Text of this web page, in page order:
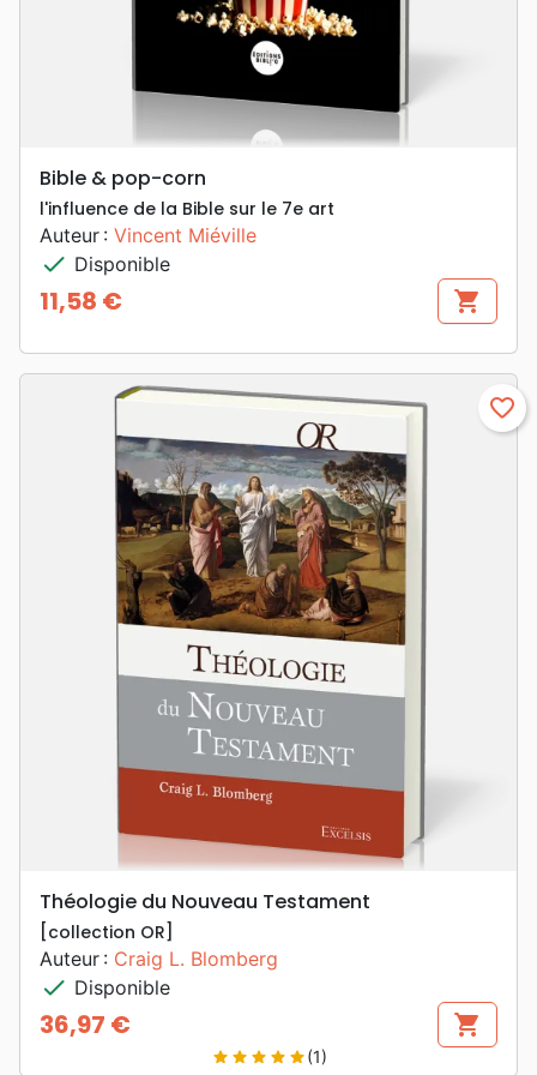
Bible & pop-corn
l'influence de la Bible sur le 7e art
Auteur : Vincent Miéville
check Disponible
Prix
11,58 € shopping_cart
favorite_border
Théologie du Nouveau Testament
[collection OR]
Auteur : Craig L. Blomberg
check Disponible
Prix
36,97 € shopping_cart
star star star star star(1)